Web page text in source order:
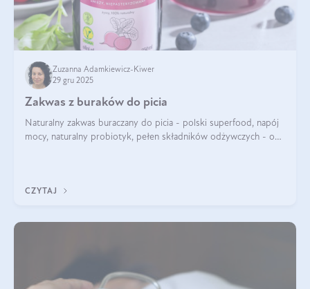
Zuzanna Adamkiewicz-Kiwer
29 gru 2025
Zakwas z buraków do picia
Naturalny zakwas buraczany do picia - polski superfood, napój
mocy, naturalny probiotyk, pełen składników odżywczych - o
CZYTAJ